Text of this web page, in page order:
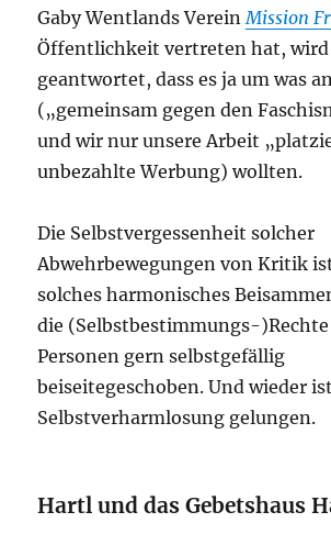
Gaby Wentlands VereinMission
Öffentlichkeit vertreten hat, wird
geantwortet, dass es ja um was
(„gemeinsam gegen den
und wir nur unsere Arbeit
unbezahlte Werbung) wollten.
Die Selbstvergessenheit solcher
Abwehrbewegungen von Kritik
solches harmonisches
die (Selbstbestimmungs-
Personen gern selbstgefällig
beiseitegeschoben. Und wieder
Selbstverharmlosung gelungen.
Hartl und das Gebetshaus